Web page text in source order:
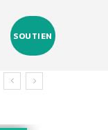
SOUTIEN